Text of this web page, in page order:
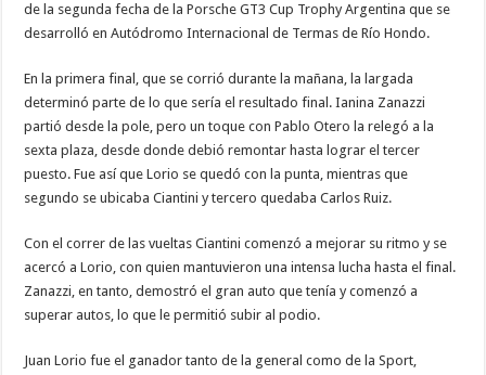
de la segunda fecha de la Porsche GT3 Cup Trophy Argentina que se
desarrolló en Autódromo Internacional de Termas de Río Hondo.
En la primera final, que se corrió durante la mañana, la largada
determinó parte de lo que sería el resultado final. Ianina Zanazzi
partió desde la pole, pero un toque con Pablo Otero la relegó a la
sexta plaza, desde donde debió remontar hasta lograr el tercer
puesto. Fue así que Lorio se quedó con la punta, mientras que
segundo se ubicaba Ciantini y tercero quedaba Carlos Ruiz.
Con el correr de las vueltas Ciantini comenzó a mejorar su ritmo y se
acercó a Lorio, con quien mantuvieron una intensa lucha hasta el final.
Zanazzi, en tanto, demostró el gran auto que tenía y comenzó a
superar autos, lo que le permitió subir al podio.
Juan Lorio fue el ganador tanto de la general como de la Sport,